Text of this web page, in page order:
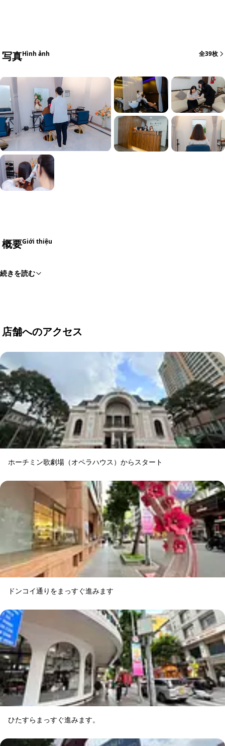
写真Hình ảnh 全39枚
概要Giới thiệu
続きを読む
店舗へのアクセス
ホーチミン歌劇場（オペラハウス）からスタート
ドンコイ通りをまっすぐ進みます
ひたすらまっすぐ進みます。